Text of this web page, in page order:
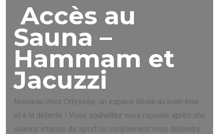
Accès au
Sauna –
Hammam et
Jacuzzi
Nouveau chez Odyssée, un espace dédié au bien-être
et à la détente ! Vous souhaitez vous reposer après une
séance intense de sport ou simplement vous détendre